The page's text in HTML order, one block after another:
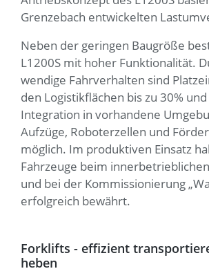
Grenzebach entwickelten
Neben der geringen Baugröße
L1200S mit hoher Funktionalität.
wendige Fahrverhalten sind
den Logistikflächen bis zu 30%
Integration in vorhandene
Aufzüge, Roboterzellen und
möglich. Im produktiven Einsatz
Fahrzeuge beim
und bei der Kommissionierung
erfolgreich bewährt.
Forklifts - effizient
heben